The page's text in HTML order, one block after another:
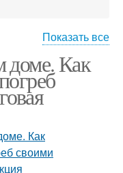
под домом
Показать все
доме. Как